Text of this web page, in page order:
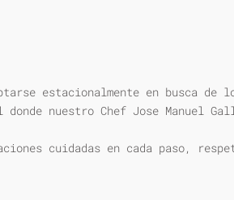
estacionalmente en busca de
nuestro Chef Jose Manuel
cuidadas en cada paso,